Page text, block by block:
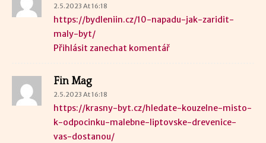
2.5.2023 At 16:18
https://bydleniin.cz/10-napadu-jak-zaridit-
maly-byt/
Přihlásit zanechat komentář
Fin Mag
2.5.2023 At 16:18
https://krasny-byt.cz/hledate-kouzelne-misto-
k-odpocinku-malebne-liptovske-drevenice-
vas-dostanou/